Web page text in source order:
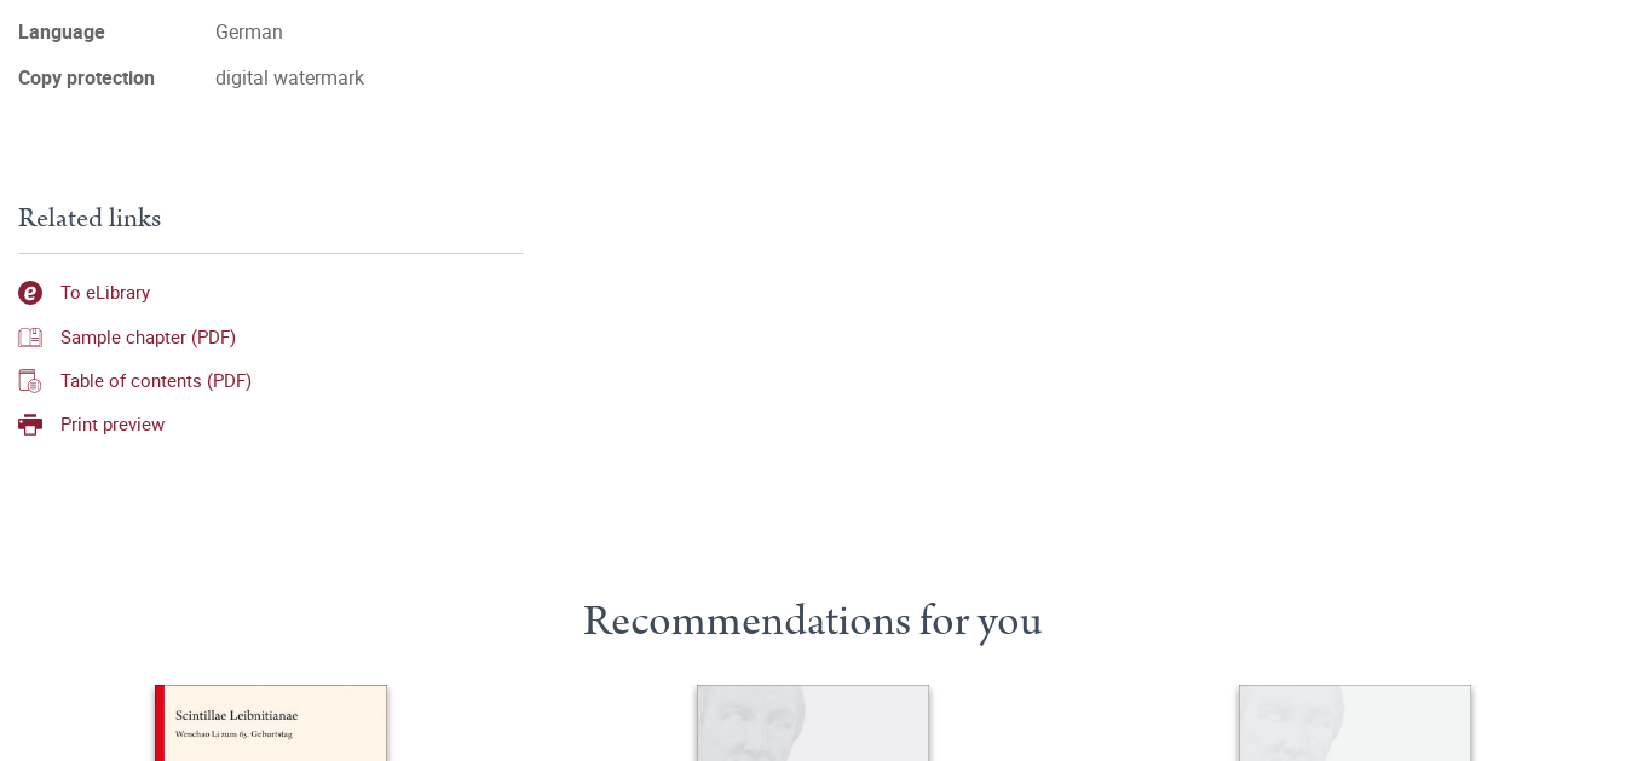
Language
German
Copy protection
digital watermark
Related links
To eLibrary
Sample chapter (PDF)
Table of contents (PDF)
Print preview
Recommendations for you